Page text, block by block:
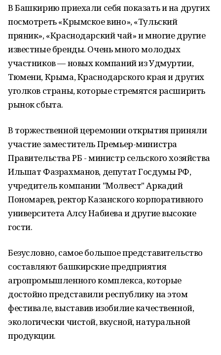
В Башкирию приехали себя показать и на других
посмотреть «Крымское вино», «Тульский
пряник», «Краснодарский чай» и многие другие
известные бренды. Очень много молодых
участников — новых компаний из Удмуртии,
Тюмени, Крыма, Краснодарского края и других
уголков страны, которые стремятся расширить
рынок сбыта.
В торжественной церемонии открытия приняли
участие заместитель Премьер-министра
Правительства РБ - министр сельского хозяйства
Ильшат Фазрахманов, депутат Госдумы РФ,
учредитель компании "Молвест" Аркадий
Пономарев, ректор Казанского корпоративного
университета Алсу Набиева и другие высокие
гости.
Безусловно, самое большое представительство
составляют башкирские предприятия
агропромышленного комплекса, которые
достойно представили республику на этом
фестивале, выставив изобилие качественной,
экологически чистой, вкусной, натуральной
продукции.